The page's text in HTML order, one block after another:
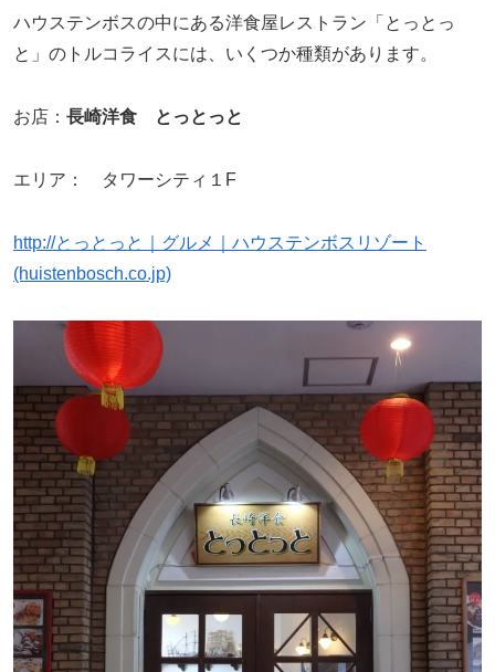
ハウステンボスの中にある洋食屋レストラン「とっとっ
と」のトルコライスには、いくつか種類があります。
お店： 長崎洋食 とっとっと
エリア： タワーシティ１F
http://とっとっと｜グルメ｜ハウステンボスリゾート
(huistenbosch.co.jp)